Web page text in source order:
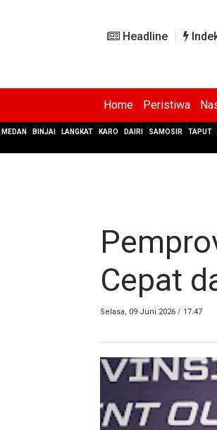
Headline
Home Peristiwa
MEDAN BINJAI LANGKAT KARO DAIRI SAMOSIR TAPUT
Cepat
Selasa, 09 Juni 2026 / 17.47